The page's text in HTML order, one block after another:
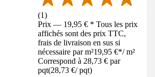
(1)
Prix — 19,95 € * Tous les prix
affichés sont des prix TTC,
frais de livraison en sus si
nécessaire par m²19,95 €*/ m²
Correspond à 28,73 € par
pqt(28,73 €/ pqt)